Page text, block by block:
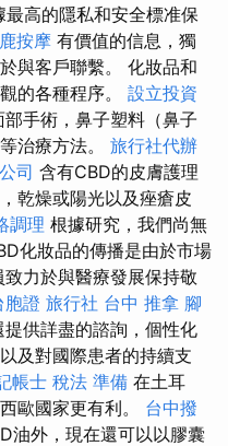
最高的隱私和安全標准保
按摩 有價值的信息，獨
與客戶聯繫。 化妝品和
的各種程序。 設立投資
手術，鼻子塑料（鼻子
治療方法。 旅行社代辦
司 含有CBD的皮膚護理
乾燥或陽光以及痤瘡皮
調理 根據研究，我們尚無
化妝品的傳播是由於市場
力於與醫療發展保持敬
胞證 旅行社 台中 推拿 腳
供詳盡的諮詢，個性化
及對國際患者的持續支
帳士 稅法 準備 在土耳
歐國家更有利。 台中撥
油外，現在還可以以膠囊